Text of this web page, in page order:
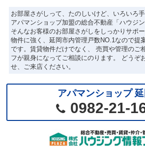
お部屋さがしって、たのしいけど、いろいろ
アパマンショップ加盟の総合不動産「ハウジ
そんなお客様のお部屋さがしをしっかりサポ
物件に強く、延岡市内管理戸数NO.1なので提
です。賃貸物件だけでなく、 売買や管理のご
フが親身になってご相談にのります。 どうぞ
せ、ご来店ください。
アパマンショップ
0982-21-